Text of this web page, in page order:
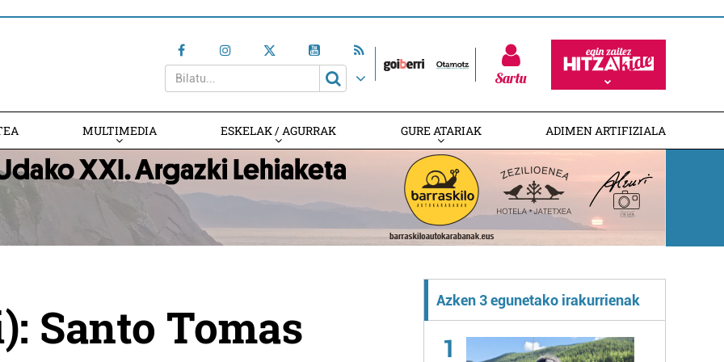
Sartu
MULTIMEDIA ESKELAK / AGURRAK GURE ATARIAK ADIMEN ARTIFIZIALA
Santo Tomas
Azken 3 egunetako irakurrienak
1